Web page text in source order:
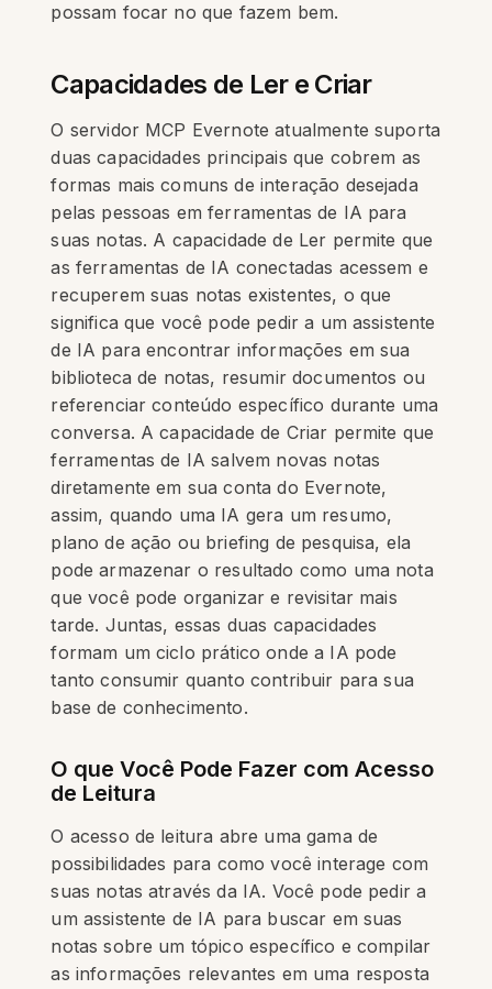
possam focar no que fazem bem.
Capacidades de Ler e Criar
O servidor MCP Evernote atualmente suporta
duas capacidades principais que cobrem as
formas mais comuns de interação desejada
pelas pessoas em ferramentas de IA para
suas notas. A capacidade de Ler permite que
as ferramentas de IA conectadas acessem e
recuperem suas notas existentes, o que
significa que você pode pedir a um assistente
de IA para encontrar informações em sua
biblioteca de notas, resumir documentos ou
referenciar conteúdo específico durante uma
conversa. A capacidade de Criar permite que
ferramentas de IA salvem novas notas
diretamente em sua conta do Evernote,
assim, quando uma IA gera um resumo,
plano de ação ou briefing de pesquisa, ela
pode armazenar o resultado como uma nota
que você pode organizar e revisitar mais
tarde. Juntas, essas duas capacidades
formam um ciclo prático onde a IA pode
tanto consumir quanto contribuir para sua
base de conhecimento.
O que Você Pode Fazer com Acesso
de Leitura
O acesso de leitura abre uma gama de
possibilidades para como você interage com
suas notas através da IA. Você pode pedir a
um assistente de IA para buscar em suas
notas sobre um tópico específico e compilar
as informações relevantes em uma resposta